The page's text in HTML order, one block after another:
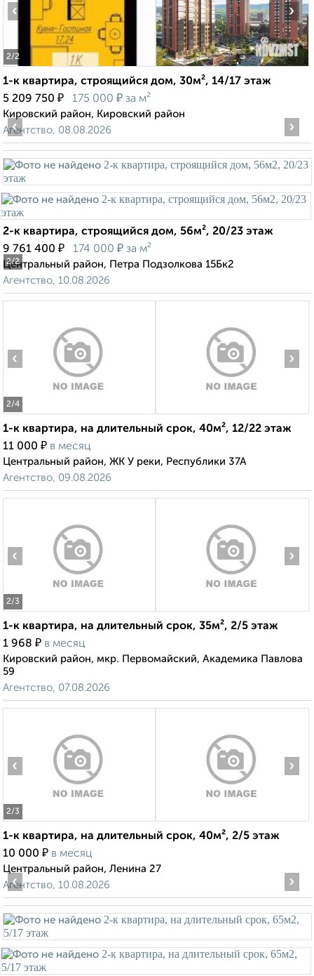
2/2
‹ ›
1-к квартира, строящийся дом, 30м², 14/17 этаж
5 209 750 ₽ 175 000 ₽ за м²
Кировский район, Кировский район
Агентство, 08.08.2026
2/2
‹ ›
2-к квартира, строящийся дом, 56м², 20/23 этаж
9 761 400 ₽ 174 000 ₽ за м²
Центральный район, Петра Подзолкова 15Бк2
Агентство, 10.08.2026
2/4
‹ ›
1-к квартира, на длительный срок, 40м², 12/22 этаж
11 000 ₽ в месяц
Центральный район, ЖК У реки, Республики 37А
Агентство, 09.08.2026
2/3
‹ ›
1-к квартира, на длительный срок, 35м², 2/5 этаж
1 968 ₽ в месяц
Кировский район, мкр. Первомайский, Академика Павлова
59
Агентство, 07.08.2026
2/3
‹ ›
1-к квартира, на длительный срок, 40м², 2/5 этаж
10 000 ₽ в месяц
Центральный район, Ленина 27
Агентство, 10.08.2026
‹ ›